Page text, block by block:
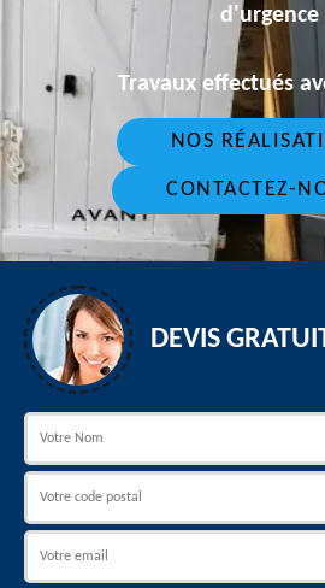
d'urgence
Travaux effectués
NOS
CONTACTEZ-
DEVIS